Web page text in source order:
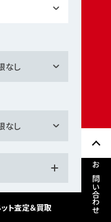
お問い合わせ
なし
なし
ト査定＆買取